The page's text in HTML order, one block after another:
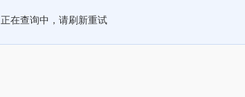
正在查询中，请刷新重试